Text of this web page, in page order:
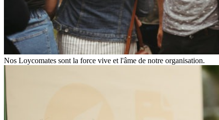
Nos Loycomates sont la force vive et l'âme de notre organisation.